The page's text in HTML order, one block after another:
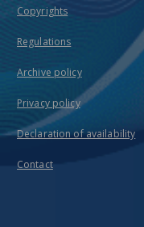
Copyrights
Regulations
Archive policy
Privacy policy
Declaration of availability
Contact